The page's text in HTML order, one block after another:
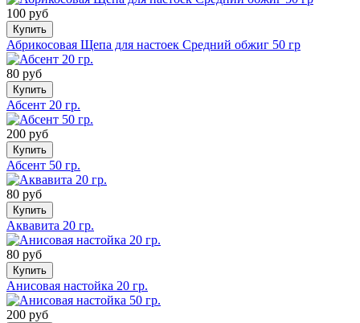
100 руб
Купить
Абрикосовая Щепа для настоек Средний обжиг 50 гр
80 руб
Купить
Абсент 20 гр.
200 руб
Купить
Абсент 50 гр.
80 руб
Купить
Аквавита 20 гр.
80 руб
Купить
Анисовая настойка 20 гр.
200 руб